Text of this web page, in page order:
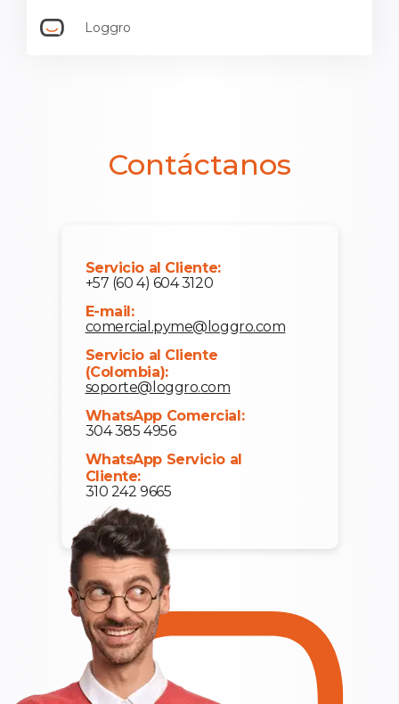
Loggro
Contáctanos
Servicio al Cliente:
+57 (60 4) 604 3120
E-mail:
comercial.pyme@loggro.com
Servicio al Cliente
(Colombia):
soporte@loggro.com
WhatsApp Comercial:
304 385 4956
WhatsApp Servicio al
Cliente:
310 242 9665